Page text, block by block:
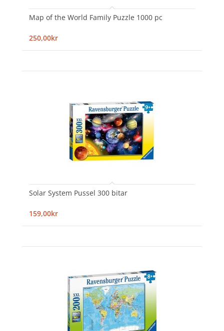
Map of the World Family Puzzle 1000 pc
250,00kr
Solar System Pussel 300 bitar
159,00kr